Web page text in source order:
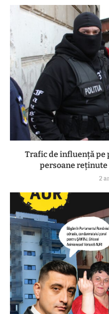
Trafic de influență pe
persoane reținute
2